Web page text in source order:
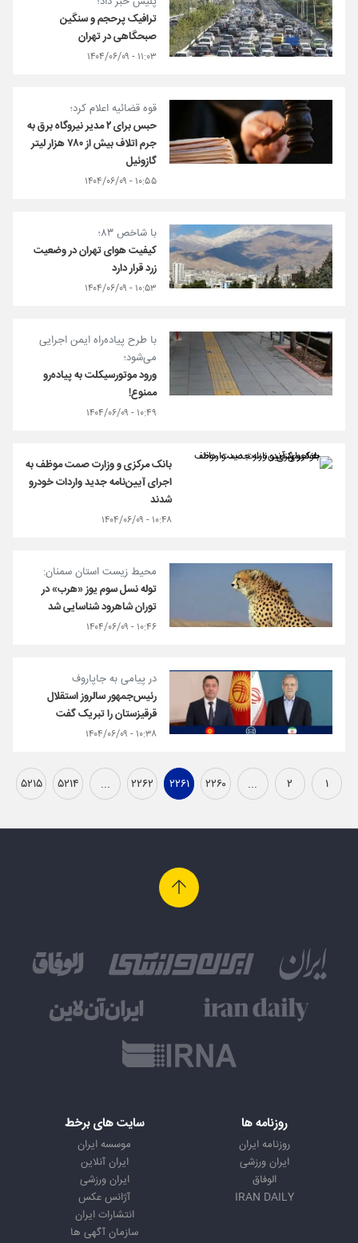
ترافیک پرحجم و سنگین
صبحگاهی در تهران
۱۱:۰۳ - ۱۴۰۴/۰۶/۰۹
قوه قضائیه اعلام کرد؛
حبس برای ۲ مدیر نیروگاه برق به
جرم اتلاف بیش از ۷۸۰ هزار لیتر
گازوئیل
۱۰:۵۵ - ۱۴۰۴/۰۶/۰۹
با شاخص ۸۳؛
کیفیت هوای تهران در وضعیت
زرد قرار دارد
۱۰:۵۳ - ۱۴۰۴/۰۶/۰۹
با طرح پیاده‌راه ایمن اجرایی
می‌شود؛
ورود موتورسیکلت‌‌ به پیاده‌رو
ممنوع!
۱۰:۴۹ - ۱۴۰۴/۰۶/۰۹
بانک مرکزی و وزارت صمت موظف به
اجرای آیین‌نامه جدید واردات خودرو
شدند
۱۰:۴۸ - ۱۴۰۴/۰۶/۰۹
محیط زیست استان سمنان:
توله نسل سوم یوز «هرب» در
توران شاهرود شناسایی شد
۱۰:۴۶ - ۱۴۰۴/۰۶/۰۹
در پیامی به جاپاروف
رئیس‌جمهور سالروز استقلال
قرقیزستان را تبریک گفت
۱۰:۳۸ - ۱۴۰۴/۰۶/۰۹
۱ ۲ ... ۲۲۶۰ ۲۲۶۱ ۲۲۶۲ ... ۵۲۱۴ ۵۲۱۵
روزنامه ها
روزنامه ایران
ایران ورزشی
الوفاق
IRAN DAILY
سایت های برخط
موسسه ایران
ایران آنلاین
ایران ورزشی
آژانس عکس
انتشارات ایران
سازمان آگهی ها